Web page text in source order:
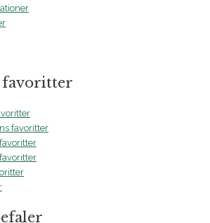
favoritter
favoritter